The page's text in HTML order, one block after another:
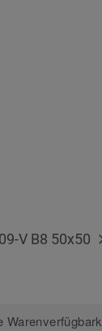
V B8 50x50